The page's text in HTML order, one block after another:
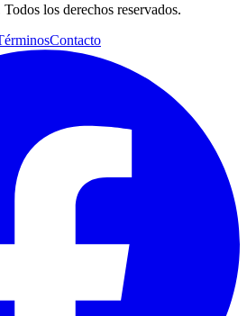
los derechos reservados.
Contacto